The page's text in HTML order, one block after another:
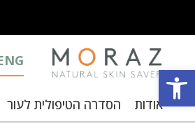
פתח סרגל נגישות
אודות הסדרה הטיפולית לעור